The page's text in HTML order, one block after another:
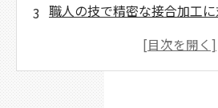
職人の技で精密な接合加工
接合加工にお悩みの方におす